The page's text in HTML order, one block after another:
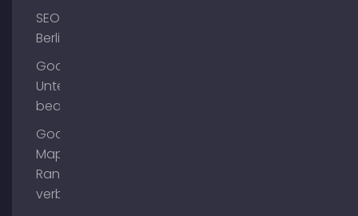
SEO
Berlin
Google
Unternehmensprofil
bearbeiten
Google
Maps
Ranking
verbessern